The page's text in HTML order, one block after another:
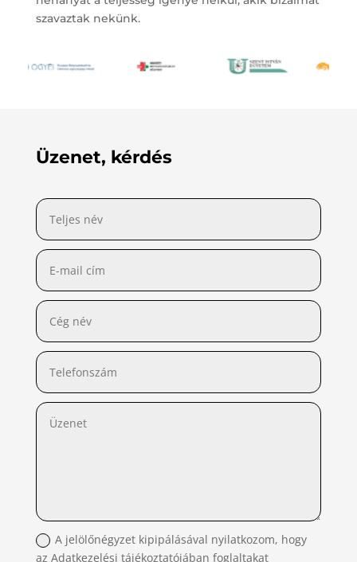
szavaztak nekünk.
Üzenet, kérdés
A jelölőnégyzet kipipálásával nyilatkozom, hogy
az Adatkezelési tájékoztatójában foglaltakat